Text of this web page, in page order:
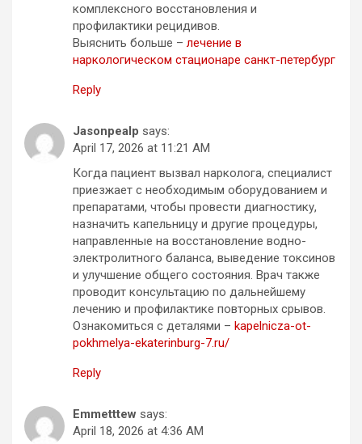
комплексного восстановления и
профилактики рецидивов.
Выяснить больше – лечение в
наркологическом стационаре санкт-петербург
Reply
Jasonpealp says:
April 17, 2026 at 11:21 AM
Когда пациент вызвал нарколога, специалист
приезжает с необходимым оборудованием и
препаратами, чтобы провести диагностику,
назначить капельницу и другие процедуры,
направленные на восстановление водно-
электролитного баланса, выведение токсинов
и улучшение общего состояния. Врач также
проводит консультацию по дальнейшему
лечению и профилактике повторных срывов.
Ознакомиться с деталями – kapelnicza-ot-
pokhmelya-ekaterinburg-7.ru/
Reply
Emmetttew says:
April 18, 2026 at 4:36 AM